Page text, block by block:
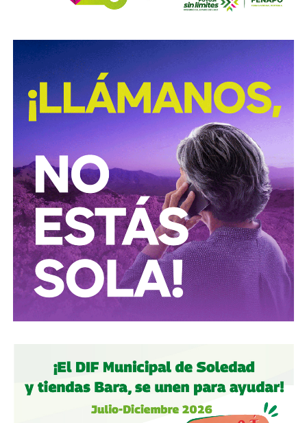
Procuración de Justicia 2026-2029, cuyo objetivo es
procesamiento ilegal de hidrocarburos.
Según la institución, el desmantelamiento de estos
centros clandestinos representa un golpe a las
estructuras logísticas y financieras dedicadas al mercado
ilícito de combustibles, una actividad que genera pérdidas
millonarias para el Estado y representa riesgos para la
infraestructura energética nacional.
Las autoridades señalaron que las investigaciones
continúan para identificar a las personas responsables de
operar estos inmuebles, así como las posibles redes
criminales relacionadas con el procesamiento y
distribución ilegal de combustibles.
También lee:Tangamanga prevé refuerzo con Guardia Civil
tras dos su1c1d10s